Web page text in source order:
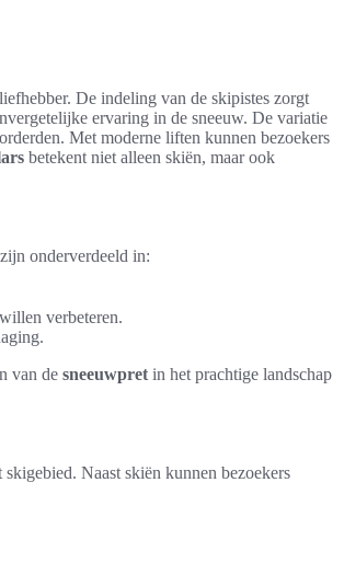
De indeling van de skipistes zorgt
ervaring in de sneeuw. De variatie
Met moderne liften kunnen bezoekers
betekent niet alleen skiën, maar ook
onderverdeeld in:
verbeteren.
van de sneeuwpret in het prachtige landschap
Naast skiën kunnen bezoekers